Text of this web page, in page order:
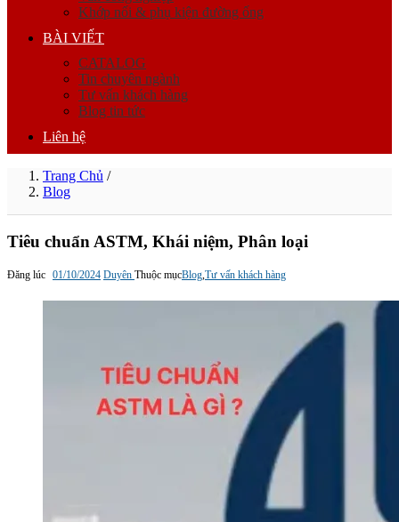
Khớp nối & phụ kiện đường ống
BÀI VIẾT
CATALOG
Tin chuyên ngành
Tư vấn khách hàng
Blog tin tức
Liên hệ
Trang Chủ /
Blog
Tiêu chuẩn ASTM, Khái niệm, Phân loại
Đăng lúc 01/10/2024 Duyên Thuộc mụcBlog Tư vấn khách hàng